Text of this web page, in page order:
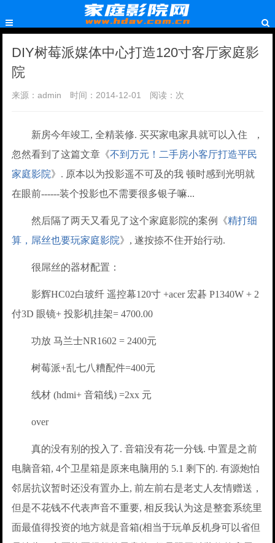
DIY树莓派媒体中心打造120寸客厅家庭影
院
来源：admin 时间：2014-12-01 阅读： 次
新房今年竣工, 全精装修. 买买家电家具就可以入住 ,
忽然看到了这篇文章《不到万元！二手房小客厅打造平民
家庭影院》. 原本以为投影遥不可及的我 顿时感到光明就
在眼前------装个投影也不需要很多银子嘛...
然后隔了两天又看见了这个家庭影院的案例《精打细
算，屌丝也要玩家庭影院》, 遂按捺不住开始行动.
很屌丝的器材配置：
影辉HC02白玻纤 遥控幕120寸 +acer 宏碁 P1340W + 2
付3D 眼镜+ 投影机挂架= 4700.00
功放 马兰士NR1602 = 2400元
树莓派+乱七八糟配件=400元
线材 (hdmi+ 音箱线) =2xx 元
over
真的没有别的投入了. 音箱没有花一分钱. 中置是之前
电脑音箱, 4个卫星箱是原来电脑用的 5.1 剩下的. 有源炮怕
邻居抗议暂时还没有置办上, 前左前右是老丈人友情赠送，
但是不花钱不代表声音不重要, 相反我认为这是整套系统里
面最值得投资的地方就是音箱(相当于玩单反机身可以省但